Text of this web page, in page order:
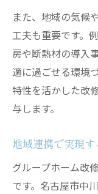
また、地域の気候
工夫も重要です。
房や断熱材の導入
適に過ごせる環境
特性を活かした改
与します。
地域連携で実現
グループホーム改
です。名古屋市中